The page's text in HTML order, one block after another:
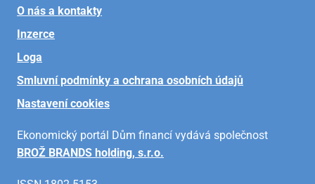
O nás a kontakty
Inzerce
Loga
Smluvní podmínky a ochrana osobních údajů
Nastavení cookies
Ekonomický portál Dům financí vydává společnost
BROŽ BRANDS holding, s.r.o.